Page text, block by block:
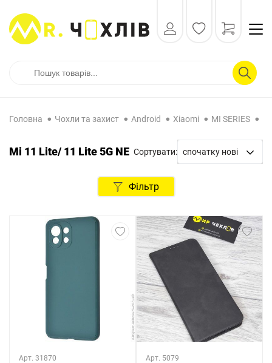
Головна Чохли та захист Android Xiaomi MI SERIES
Mi 11 Lite/ 11 Lite 5G NE Сортувати: спочатку нові
спочатку нові
Фільтр
Арт. 31870 Арт. 5079